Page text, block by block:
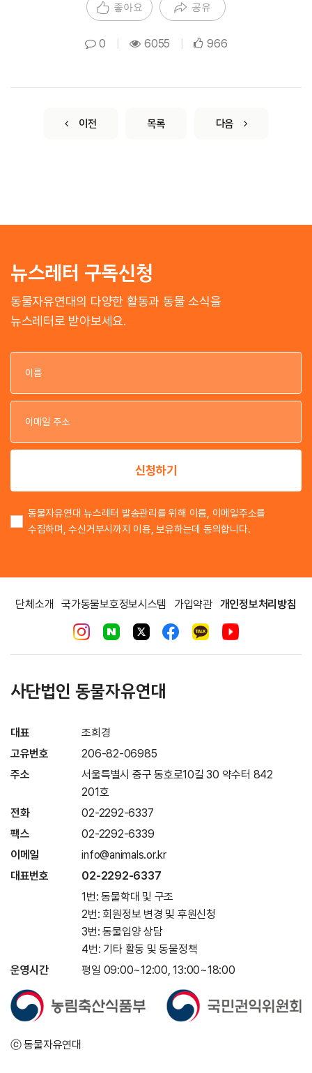
좋아요 공유
0 6055 966
이전 목록 다음
뉴스레터 구독신청
동물자유연대의 다양한 활동과 동물 소식을
뉴스레터로 받아보세요.
이
이
신청하기
동물자유연대 뉴스레터 발송관리를 위해 이름, 이메일주소를
수집하며, 수신거부시까지 이용, 보유하는데 동의합니다.
단체소개 국가동물보호정보시스템 가입약관 개인정보처리방침
사단법인 동물자유연대
대표
조희경
고유번호
206-82-06985
주소
서울특별시 중구 동호로10길 30 약수터 842
201호
전화
02-2292-6337
팩스
02-2292-6339
이메일
info@animals.or.kr
대표번호
02-2292-6337
1번: 동물학대 및 구조
2번: 회원정보 변경 및 후원신청
3번: 동물입양 상담
4번: 기타 활동 및 동물정책
운영시간
평일 09:00~12:00, 13:00~18:00
ⓒ 동물자유연대